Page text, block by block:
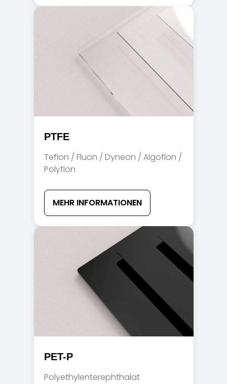
PTFE
Teflon / Fluon / Dyneon / Algoflon /
Polyflon
MEHR INFORMATIONEN
PET-P
Polyethylenterephthalat